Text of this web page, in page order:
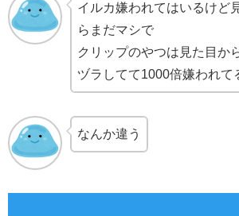
イルカ嫌われてはいるけど
らまだマシで
クリップのやつは見た目か
ヅラしてて1000倍嫌われて
なんか違う